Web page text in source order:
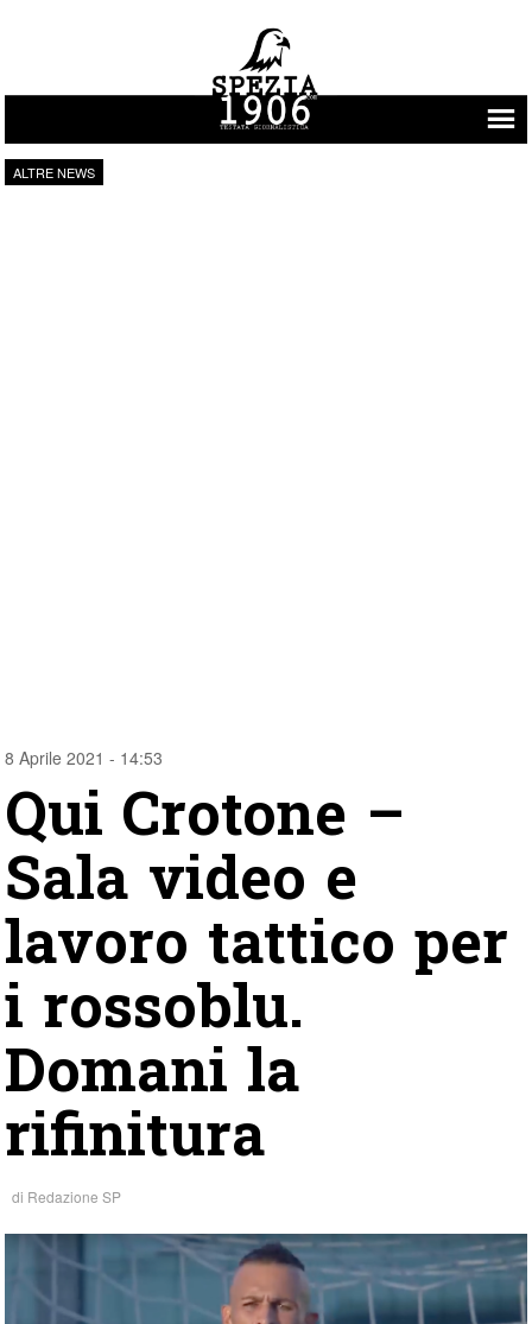
Vai al contenuto
ALTRE NEWS
8 Aprile 2021 - 14:53
Qui Crotone –
Sala video e
lavoro tattico per
i rossoblu.
Domani la
rifinitura
di Redazione SP